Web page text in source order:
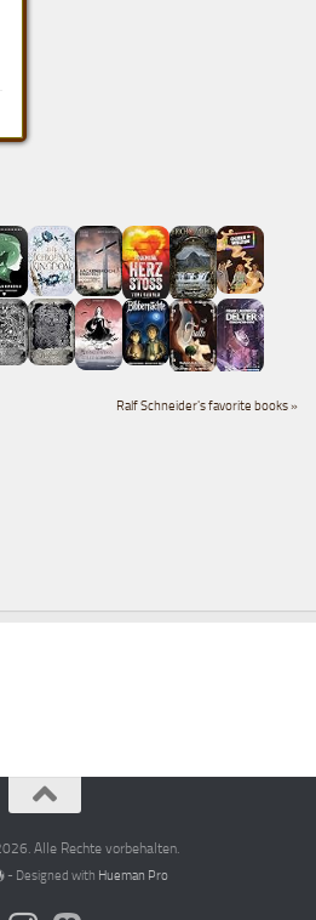
Ralf Schneider's favorite books »
Alle Rechte vorbehalten.
- Designed with Hueman Pro